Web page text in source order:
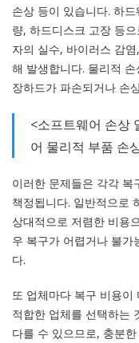
손상 등이 있습니다. 하
량, 하드디스크 고장 등
자의 실수, 바이러스 감
해 발생합니다. 물리적
장하드가 파손되거나 손
<소프트웨어 손상
어 물리적 부품 손
이러한 문제들은 각각 복
책정됩니다. 일반적으로
상대적으로 저렴한 비용
우 복구가 어렵거나 불가
다.
또 업체마다 복구 비용
적합한 업체를 선택하는
다를 수 있으므로, 충분